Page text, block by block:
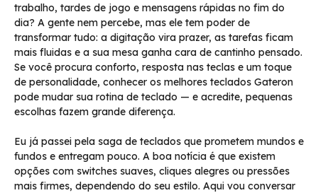
trabalho, tardes de jogo e mensagens rápidas no fim do
dia? A gente nem percebe, mas ele tem poder de
transformar tudo: a digitação vira prazer, as tarefas ficam
mais fluidas e a sua mesa ganha cara de cantinho pensado.
Se você procura conforto, resposta nas teclas e um toque
de personalidade, conhecer os melhores teclados Gateron
pode mudar sua rotina de teclado — e acredite, pequenas
escolhas fazem grande diferença.
Eu já passei pela saga de teclados que prometem mundos e
fundos e entregam pouco. A boa notícia é que existem
opções com switches suaves, cliques alegres ou pressões
mais firmes, dependendo do seu estilo. Aqui vou conversar